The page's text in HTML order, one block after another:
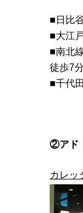
■日比
■大江
■南北
徒歩7分
■千代
②アド
カレッ